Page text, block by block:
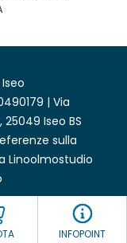
INFOPOINT
| Via
Iseo BS
sulla
Linoolmostudio